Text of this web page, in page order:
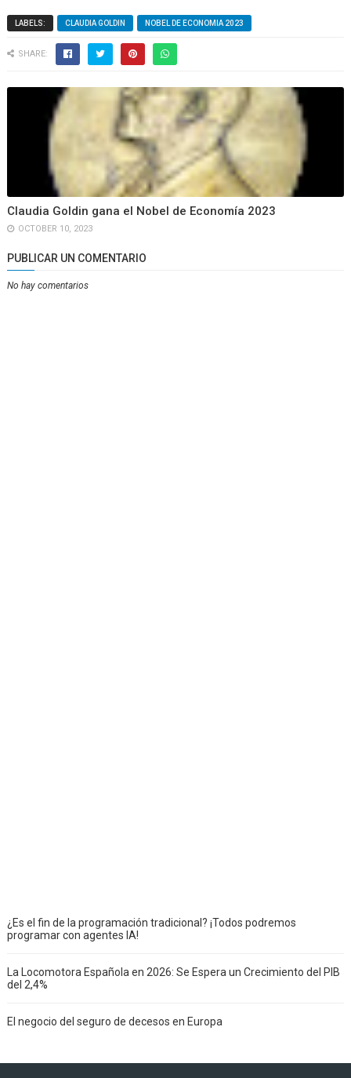
LABELS: CLAUDIA GOLDIN NOBEL DE ECONOMIA 2023
SHARE:
Claudia Goldin gana el Nobel de Economía 2023
OCTOBER 10, 2023
PUBLICAR UN COMENTARIO
No hay comentarios
¿Es el fin de la programación tradicional? ¡Todos podremos
programar con agentes IA!
La Locomotora Española en 2026: Se Espera un Crecimiento del PIB
del 2,4%
El negocio del seguro de decesos en Europa